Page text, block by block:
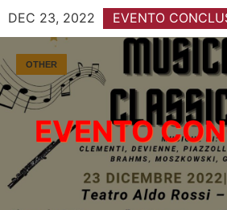
DEC 23, 2022 EVENTO
OTHER